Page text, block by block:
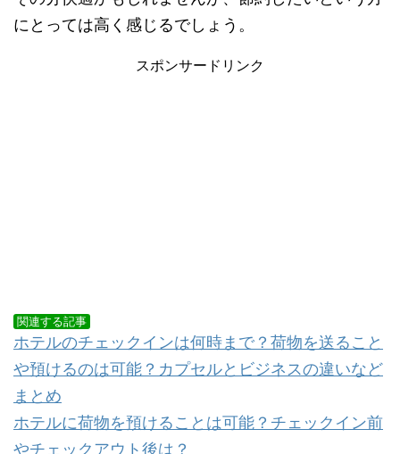
にとっては高く感じるでしょう。
スポンサードリンク
関連する記事
ホテルのチェックインは何時まで？荷物を送ること
や預けるのは可能？カプセルとビジネスの違いなど
まとめ
ホテルに荷物を預けることは可能？チェックイン前
やチェックアウト後は？